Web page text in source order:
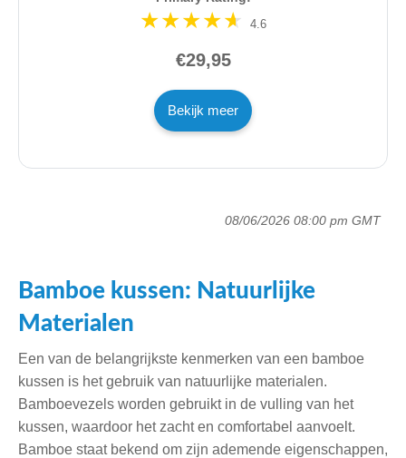
4.6
€29,95
Bekijk meer
08/06/2026 08:00 pm GMT
Bamboe kussen: Natuurlijke
Materialen
Een van de belangrijkste kenmerken van een bamboe
kussen is het gebruik van natuurlijke materialen.
Bamboevezels worden gebruikt in de vulling van het
kussen, waardoor het zacht en comfortabel aanvoelt.
Bamboe staat bekend om zijn ademende eigenschappen,